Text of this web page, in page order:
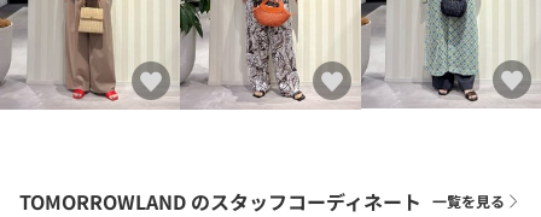
TOMORROWLAND のスタッフコーディネート 一覧を見る